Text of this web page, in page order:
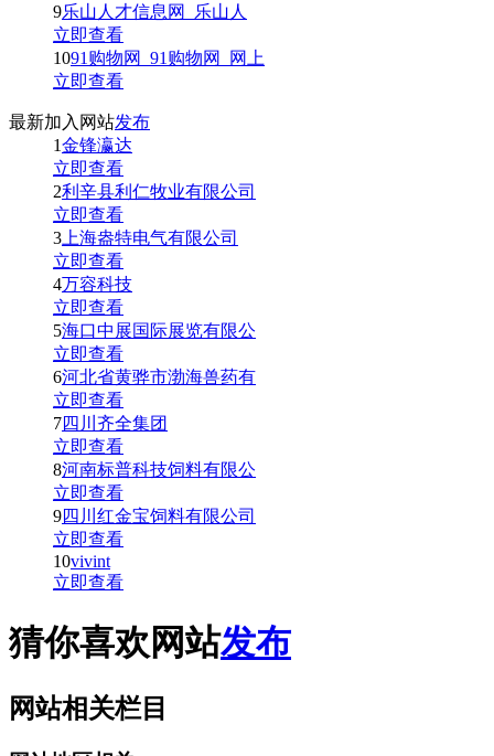
9乐山人才信息网_乐山人
立即查看
1091购物网_91购物网_网上
立即查看
最新加入网站发布
1金锋瀛达
立即查看
2利辛县利仁牧业有限公司
立即查看
3 上海盎特电气有限公司
立即查看
4万容科技
立即查看
5海口中展国际展览有限公
立即查看
6河北省黄骅市渤海兽药有
立即查看
7四川齐全集团
立即查看
8河南标普科技饲料有限公
立即查看
9四川红金宝饲料有限公司
立即查看
10vivint
立即查看
猜你喜欢网站发布
网站相关栏目